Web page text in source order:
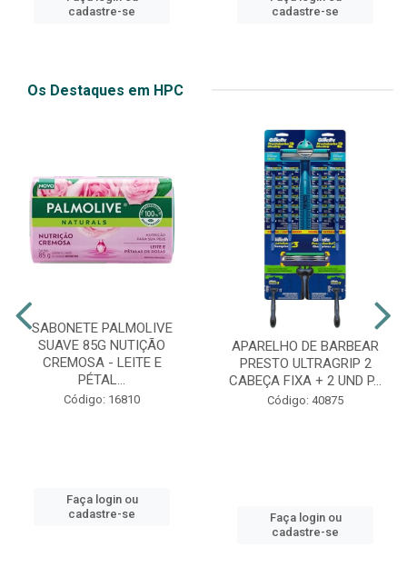
cadastre-se
cadastre-se
Os Destaques em HPC
SABONETE PALMOLIVE
SUAVE 85G NUTIÇÃO
CREMOSA - LEITE E
PÉTAL...
Código: 16810
Faça login ou
cadastre-se
APARELHO DE BARBEAR
PRESTO ULTRAGRIP 2
CABEÇA FIXA + 2 UND P...
Código: 40875
Faça login ou
cadastre-se